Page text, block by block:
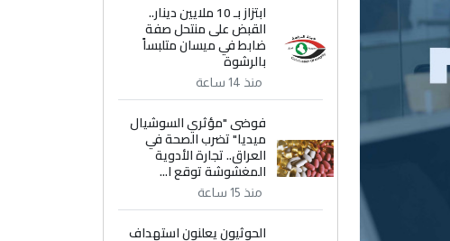
ابتزاز بـ 10 ملايين دينار..
القبض على منتحل صفة
ضابط في ميسان متلبساً
بالرشوة
منذ 14 ساعة
فوضى "مؤثري السوشيال
ميديا" تضرب الصحة في
العراق.. تجارة الأدوية
المغشوشة توقع ا...
منذ 15 ساعة
الحوثيون يعلنون استهداف